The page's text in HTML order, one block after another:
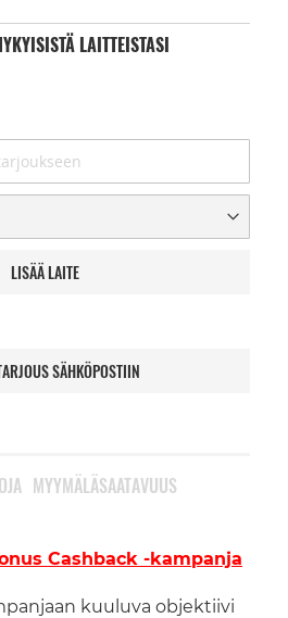
LAITTEISTASI
LISÄÄ LAITE
SÄHKÖPOSTIIN
Cashback -kampanja
kuuluva objektiivi
MYYMÄLÄSAATAVUUS